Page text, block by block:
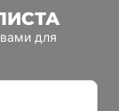
для